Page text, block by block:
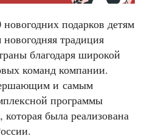
подарков детям
традиция
благодаря широкой
команд компании.
и самым
программы
была реализована